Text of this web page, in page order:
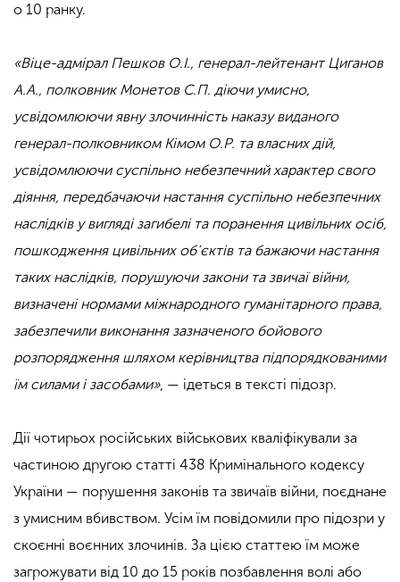
о 10 ранку.
«Віце-адмірал Пешков О.І., генерал-лейтенант Циганов
А.А., полковник Монетов С.П. діючи умисно,
усвідомлюючи явну злочинність наказу виданого
генерал-полковником Кімом О.Р. та власних дій,
усвідомлюючи суспільно небезпечний характер свого
діяння, передбачаючи настання суспільно небезпечних
наслідків у вигляді загибелі та поранення цивільних осіб,
пошкодження цивільних об’єктів та бажаючи настання
таких наслідків, порушуючи закони та звичаї війни,
визначені нормами міжнародного гуманітарного права,
забезпечили виконання зазначеного бойового
розпорядження шляхом керівництва підпорядкованими
їм силами і засобами», — ідеться в тексті підозр.
Дії чотирьох російських військових кваліфікували за
частиною другою статті 438 Кримінального кодексу
України — порушення законів та звичаїв війни, поєднане
з умисним вбивством. Усім їм повідомили про підозри у
скоєнні воєнних злочинів. За цією статтею їм може
загрожувати від 10 до 15 років позбавлення волі або